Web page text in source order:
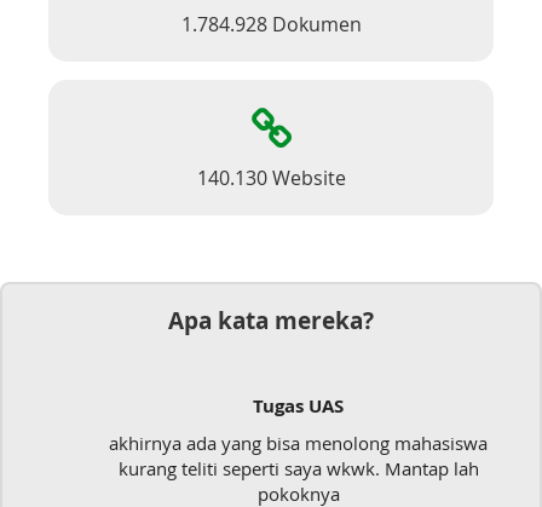
1.784.928 Dokumen
140.130 Website
Apa kata mereka?
Tugas UAS
akhirnya ada yang bisa menolong mahasiswa
kurang teliti seperti saya wkwk. Mantap lah
pokoknya